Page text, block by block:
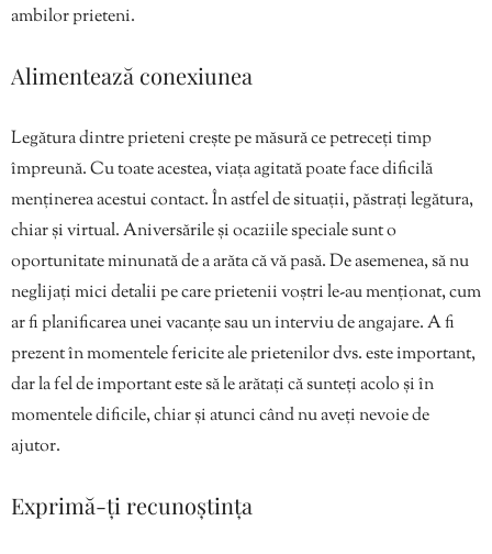
ambilor prieteni.
Alimentează conexiunea
Legătura dintre prieteni crește pe măsură ce petreceți timp
împreună. Cu toate acestea, viața agitată poate face dificilă
menținerea acestui contact. În astfel de situații, păstrați legătura,
chiar și virtual. Aniversările și ocaziile speciale sunt o
oportunitate minunată de a arăta că vă pasă. De asemenea, să nu
neglijați mici detalii pe care prietenii voștri le-au menționat, cum
ar fi planificarea unei vacanțe sau un interviu de angajare. A fi
prezent în momentele fericite ale prietenilor dvs. este important,
dar la fel de important este să le arătați că sunteți acolo și în
momentele dificile, chiar și atunci când nu aveți nevoie de
ajutor.
Exprimă-ți recunoștința